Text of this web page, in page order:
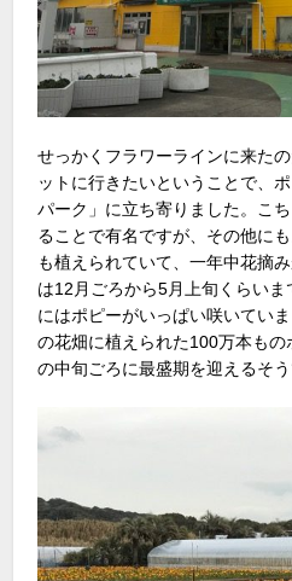
せっかくフラワーラインに来た
ットに行きたいということで、
パーク」に立ち寄りました。こ
ることで有名ですが、その他に
も植えられていて、一年中花摘
は12月ごろから5月上旬くらい
にはポピーがいっぱい咲いてい
の花畑に植えられた100万本もの
の中旬ごろに最盛期を迎えるそう